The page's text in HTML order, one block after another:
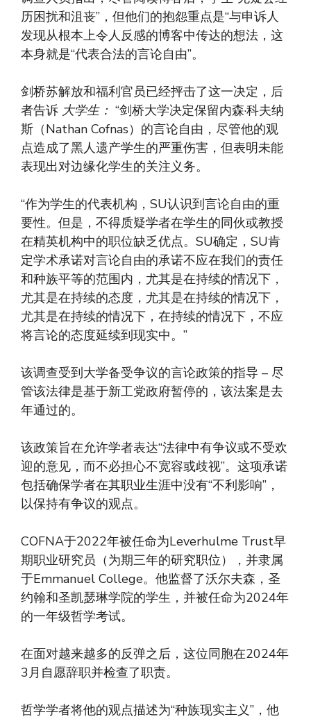
历困扰和沮丧”，但他们的抱怨重点是“与申诉人
发现从根本上令人反感的博客中传达的想法，这
本身就是“代表合法的言论自由”。
剑桥苏解放和福利官员已经抨击了这一决定，后
者告诉 大学生： “剑桥大学决定保留内森·科夫纳
斯（Nathan Cofnas）的言论自由，尽管他的观
点造成了黑人遗产学生的严重伤害，但表明未能
表现出对边缘化学生的关注义务。
“作为学生的代表机构，SU认识到言论自由的重
要性。但是，不得质疑学者在学生的同伙或教授
在精英机构中的职位缺乏优点。SU确定，SU肯
定学术承诺对言论自由的承诺不应在我们的责任
和种族平等的范围内，尤其是在持续的情况下，
尤其是在持续的态度，尤其是在持续的情况下，
尤其是在持续的情况下，在持续的情况下，不应
将言论的态度延续到现实中。”
该调查受到大学备受争议的言论政策的指导 – 尽
管该法律是基于新工党政府暂停的，该法案是去
年通过的。
该政策旨在允许学者表达“法律中有争议或不受欢
迎的意见，而不必担心不宽容或歧视”。这项承诺
包括确保学者在其职业生涯中没有“不利影响”，
以保持有争议的观点。
COFNA于2022年被任命为Leverhulme Trust早
期职业研究员（为期三年的研究职位），并隶属
于Emmanuel College。他监督了沃尔夫森，圣
约翰和圣凯瑟琳学院的学生，并被任命为2024年
的一年级哲学考试。
在面对越来越多的反弹之后，这位同胞在2024年
3月自愿辞职并检查了职责。
哲学学者将他的观点描述为“种族现实主义”，他